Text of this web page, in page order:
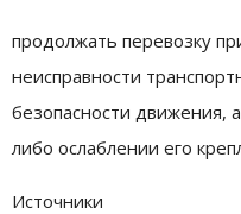
продолжать перевозку
неисправности
безопасности движения,
либо ослаблении его
Источники